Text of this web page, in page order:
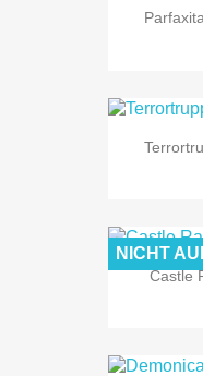
Castle
NICHT